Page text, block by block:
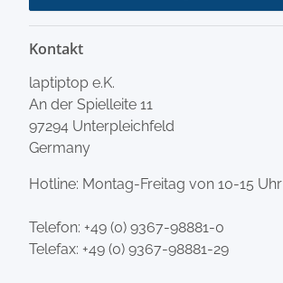
Kontakt
laptiptop e.K.
An der Spielleite 11
97294 Unterpleichfeld
Germany
Hotline: Montag-Freitag von 10-15 Uhr
Telefon: +49 (0) 9367-98881-0
Telefax: +49 (0) 9367-98881-29